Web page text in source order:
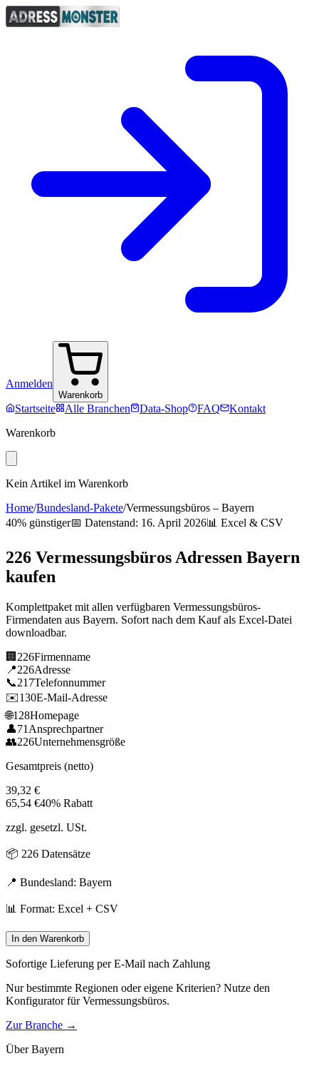
Anmelden
Warenkorb
Startseite Alle Branchen Data-Shop FAQ
Kontakt
Warenkorb
Kein Artikel im Warenkorb
Home/Bundesland-Pakete/Vermessungsbüros – Bayern
40% günstiger📅 Datenstand: 16. April 2026📊 Excel & CSV
226 Vermessungsbüros Adressen Bayern
kaufen
Komplettpaket mit allen verfügbaren Vermessungsbüros-
Firmendaten aus Bayern. Sofort nach dem Kauf als Excel-Datei
downloadbar.
🏢 226Firmenname
📍226Adresse
📞217Telefonnummer
✉️130E-Mail-Adresse
🌐128Homepage
👤71 Ansprechpartner
👥226Unternehmensgröße
Gesamtpreis (netto)
39,32 €
65,54 €40% Rabatt
zzgl. gesetzl. USt.
📦 226 Datensätze
📍 Bundesland: Bayern
📊 Format: Excel + CSV
In den Warenkorb
Sofortige Lieferung per E-Mail nach Zahlung
Nur bestimmte Regionen oder eigene Kriterien? Nutze den
Konfigurator fürVermessungsbüros.
Zur Branche →
ÜberBayern